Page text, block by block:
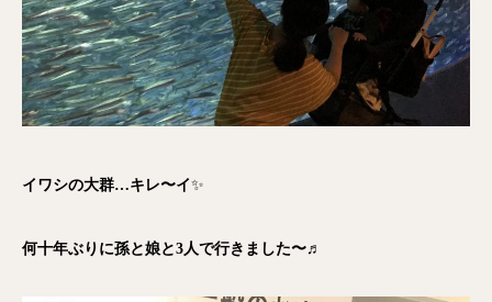
イワシの大群…キレ〜イ✨
何十年ぶりに孫と娘と3人で行きました〜♬